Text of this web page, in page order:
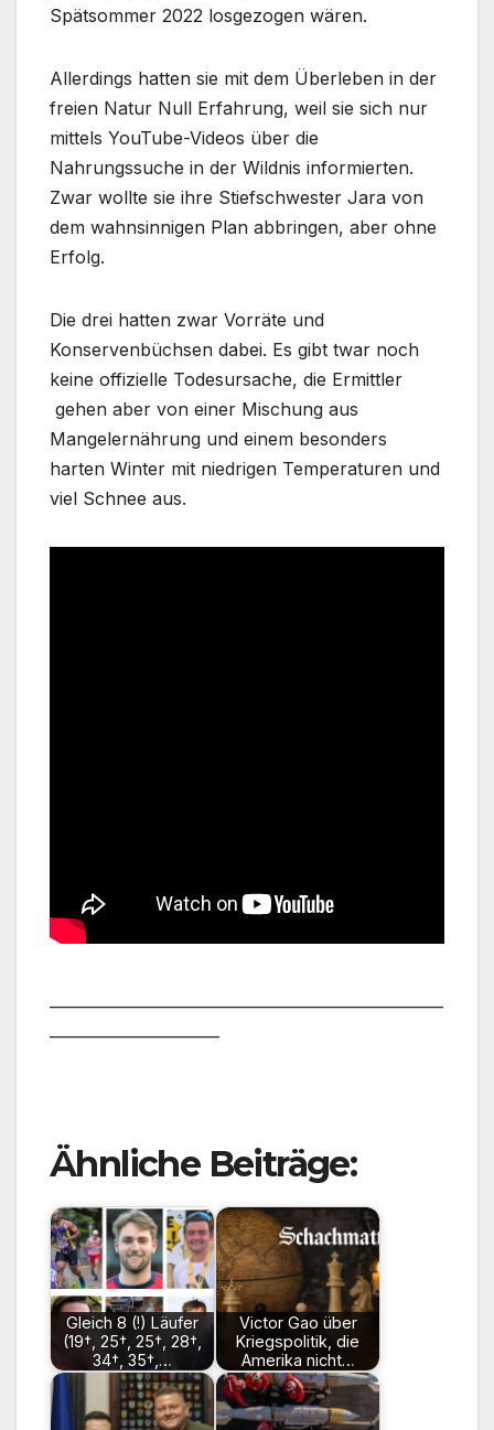
Spätsommer 2022 losgezogen wären.
Allerdings hatten sie mit dem Überleben in der
freien Natur Null Erfahrung, weil sie sich nur
mittels YouTube-Videos über die
Nahrungssuche in der Wildnis informierten.
Zwar wollte sie ihre Stiefschwester Jara von
dem wahnsinnigen Plan abbringen, aber ohne
Erfolg.
Die drei hatten zwar Vorräte und
Konservenbüchsen dabei. Es gibt twar noch
keine offizielle Todesursache, die Ermittler
gehen aber von einer Mischung aus
Mangelernährung und einem besonders
harten Winter mit niedrigen Temperaturen und
viel Schnee aus.
Ähnliche Beiträge:
Gleich 8 (!) Läufer
(19†, 25†, 25†, 28†,
34†, 35†,…
Victor Gao über
Kriegspolitik, die
Amerika nicht…